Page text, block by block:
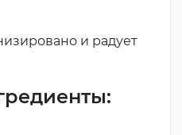
и радует